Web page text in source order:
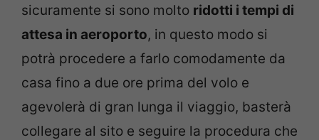
sicuramente si sono molto ridotti i tempi di
attesa in aeroporto, in questo modo si
potrà procedere a farlo comodamente da
casa fino a due ore prima del volo e
agevolerà di gran lunga il viaggio, basterà
collegare al sito e seguire la procedura che